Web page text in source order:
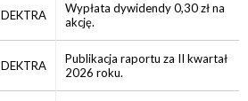
DEKTRA
Wypłata dywidendy 0,30 zł na
akcję.
DEKTRA
Publikacja raportu za II kwartał
2026 roku.